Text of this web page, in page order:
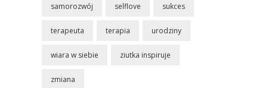
samorozwój selflove sukces
terapeuta terapia urodziny
wiara w siebie ziutka inspiruje
zmiana